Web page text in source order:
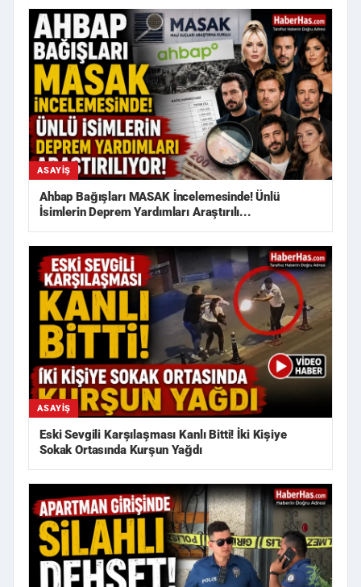
ASAYIŞ
Ahbap Bağışları MASAK İncelemesinde! Ünlü
İsimlerin Deprem Yardımları Araştırılı...
ASAYIŞ
Eski Sevgili Karşılaşması Kanlı Bitti! İki Kişiye
Sokak Ortasında Kurşun Yağdı